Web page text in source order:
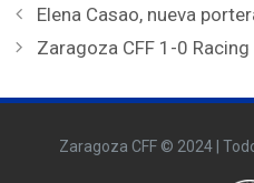
Elena Casao, nueva
Zaragoza CFF 1-0
Zaragoza CFF © 2024 |